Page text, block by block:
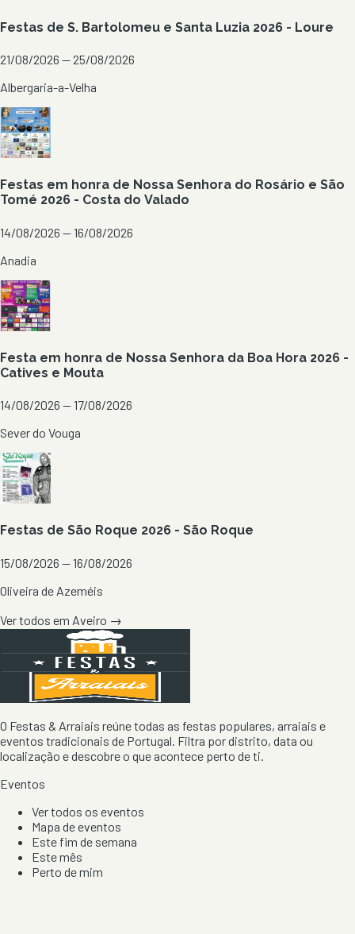
Festas de S. Bartolomeu e Santa Luzia 2026 - Loure
21/08/2026 — 25/08/2026
Albergaria-a-Velha
Festas em honra de Nossa Senhora do Rosário e São
Tomé 2026 - Costa do Valado
14/08/2026 — 16/08/2026
Anadia
Festa em honra de Nossa Senhora da Boa Hora 2026 -
Catives e Mouta
14/08/2026 — 17/08/2026
Sever do Vouga
Festas de São Roque 2026 - São Roque
15/08/2026 — 16/08/2026
Oliveira de Azeméis
Ver todos em Aveiro →
O Festas & Arraiais reúne todas as festas populares, arraiais e
eventos tradicionais de Portugal. Filtra por distrito, data ou
localização e descobre o que acontece perto de ti.
Eventos
Ver todos os eventos
Mapa de eventos
Este fim de semana
Este mês
Perto de mim